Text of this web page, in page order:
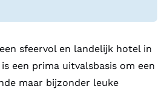
sfeervol en landelijk hotel in
een prima uitvalsbasis om een
maar bijzonder leuke